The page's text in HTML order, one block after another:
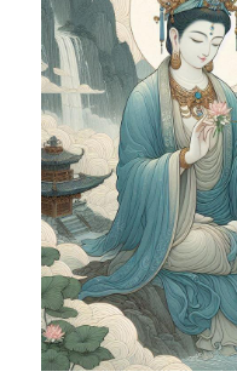
．花開最末
．杏葉詩
．閱讀與人
命的啟發
．閱讀與人
命的啟發
．挑戰自我
．黃昏之悸
拄杖在手/論
拄杖在手/隨
寒雪付衣/散文
薔薇與棘原/現
影之聲/電影內外
道在一切/影音
光光交會/導介・
千眼書屋/書籍．作
搜索
聯絡我們